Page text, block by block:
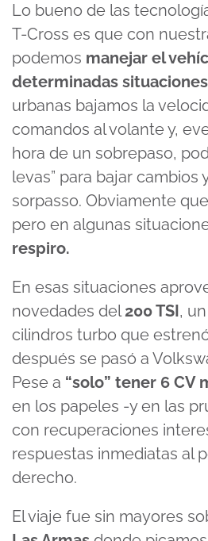
Lo bueno de las
T-Cross es que con
podemos manejar el
determinadas situaciones
urbanas bajamos la
comandos al volante y,
hora de un sobrepaso,
levas” para bajar cambios
sorpasso. Obviamente
pero en algunas
respiro.
En esas situaciones
novedades del200 TSI,
cilindros turbo que
después se pasó a
Pese a “solo” tener 6 CV
en los papeles -y en las
con recuperaciones
respuestas inmediatas al
derecho.
El viaje fue sin mayores